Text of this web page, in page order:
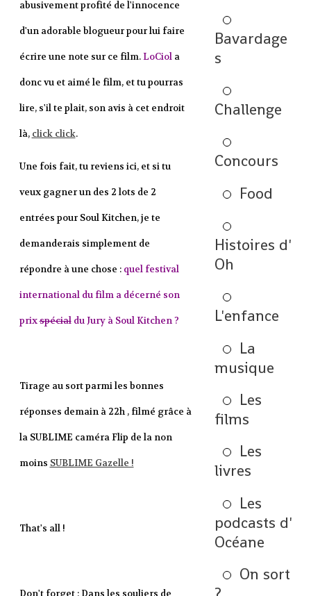
abusivement profité de l'innocence
d'un adorable blogueur pour lui faire
écrire une note sur ce film.LoCiola
donc vu et aimé le film, et tu pourras
lire, s'il te plait, son avis à cet endroit
là, click click.
Une fois fait, tu reviens ici, et si tu
veux gagner un des 2 lots de 2
entrées pour Soul Kitchen, je te
demanderais simplement de
répondre à une chose : quel festival
international du film a décerné son
prixspécialdu Jury à Soul Kitchen ?
Tirage au sort parmi les bonnes
réponses demain à 22h , filmé grâce à
la SUBLIME caméra Flip de la non
moins SUBLIME Gazelle !
That's all !
Don't forget : Dans les souliers de
Bavardage
s
Challenge
Concours
Food
Histoires d'
Oh
L'enfance
La
musique
Les
films
Les
livres
Les
podcasts d'
Océane
On sort